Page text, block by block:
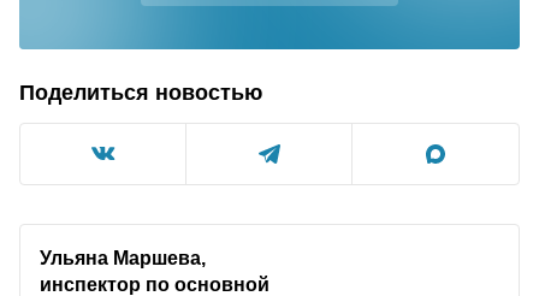
Поделиться новостью
Ульяна Маршева,
инспектор по основной